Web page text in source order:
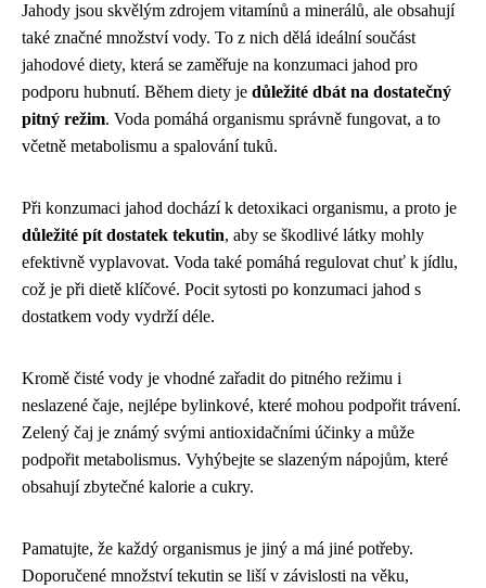
Jahody jsou skvělým zdrojem vitamínů a minerálů, ale obsahují
také značné množství vody. To z nich dělá ideální součást
jahodové diety, která se zaměřuje na konzumaci jahod pro
podporu hubnutí. Během diety je důležité dbát na dostatečný
pitný režim. Voda pomáhá organismu správně fungovat, a to
včetně metabolismu a spalování tuků.
Při konzumaci jahod dochází k detoxikaci organismu, a proto je
důležité pít dostatek tekutin, aby se škodlivé látky mohly
efektivně vyplavovat. Voda také pomáhá regulovat chuť k jídlu,
což je při dietě klíčové. Pocit sytosti po konzumaci jahod s
dostatkem vody vydrží déle.
Kromě čisté vody je vhodné zařadit do pitného režimu i
neslazené čaje, nejlépe bylinkové, které mohou podpořit trávení.
Zelený čaj je známý svými antioxidačními účinky a může
podpořit metabolismus. Vyhýbejte se slazeným nápojům, které
obsahují zbytečné kalorie a cukry.
Pamatujte, že každý organismus je jiný a má jiné potřeby.
Doporučené množství tekutin se liší v závislosti na věku,